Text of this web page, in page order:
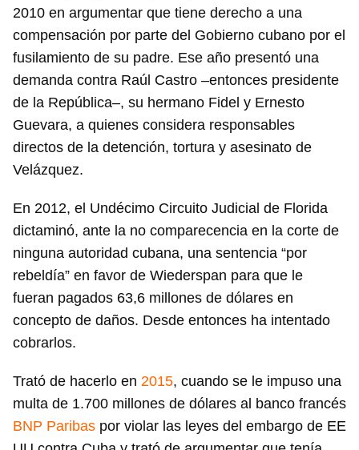
2010 en argumentar que tiene derecho a una
compensación por parte del Gobierno cubano por el
fusilamiento de su padre. Ese año presentó una
demanda contra Raúl Castro –entonces presidente
de la República–, su hermano Fidel y Ernesto
Guevara, a quienes considera responsables
directos de la detención, tortura y asesinato de
Velázquez.
En 2012, el Undécimo Circuito Judicial de Florida
dictaminó, ante la no comparecencia en la corte de
ninguna autoridad cubana, una sentencia “por
rebeldía” en favor de Wiederspan para que le
fueran pagados 63,6 millones de dólares en
concepto de daños. Desde entonces ha intentado
cobrarlos.
Trató de hacerlo en 2015, cuando se le impuso una
multa de 1.700 millones de dólares al banco francés
BNP Paribas por violar las leyes del embargo de EE